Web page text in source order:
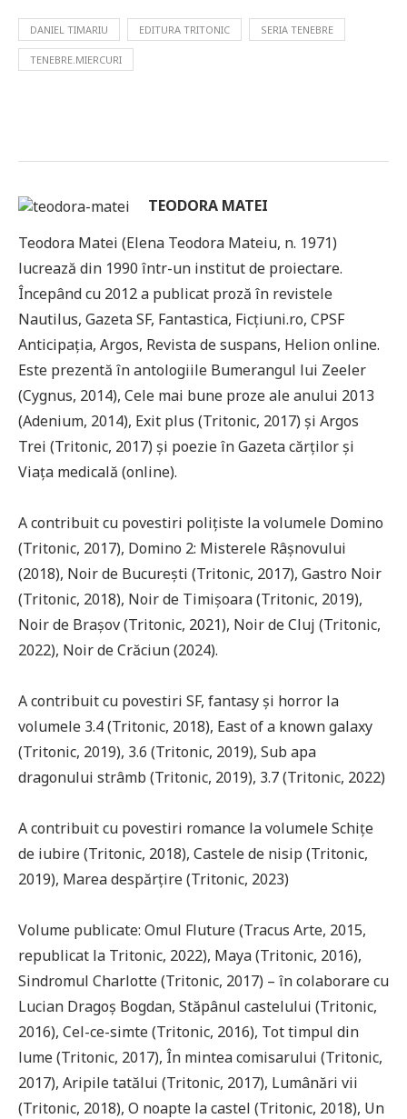
DANIEL TIMARIU EDITURA TRITONIC SERIA TENEBRE
TENEBRE.MIERCURI
TEODORA MATEI
Teodora Matei (Elena Teodora Mateiu, n. 1971)
lucrează din 1990 într-un institut de proiectare.
Începând cu 2012 a publicat proză în revistele
Nautilus, Gazeta SF, Fantastica, Ficțiuni.ro, CPSF
Anticipația, Argos, Revista de suspans, Helion online.
Este prezentă în antologiile Bumerangul lui Zeeler
(Cygnus, 2014), Cele mai bune proze ale anului 2013
(Adenium, 2014), Exit plus (Tritonic, 2017) și Argos
Trei (Tritonic, 2017) și poezie în Gazeta cărților și
Viața medicală (online).
A contribuit cu povestiri polițiste la volumele Domino
(Tritonic, 2017), Domino 2: Misterele Râșnovului
(2018), Noir de București (Tritonic, 2017), Gastro Noir
(Tritonic, 2018), Noir de Timișoara (Tritonic, 2019),
Noir de Brașov (Tritonic, 2021), Noir de Cluj (Tritonic,
2022), Noir de Crăciun (2024).
A contribuit cu povestiri SF, fantasy și horror la
volumele 3.4 (Tritonic, 2018), East of a known galaxy
(Tritonic, 2019), 3.6 (Tritonic, 2019), Sub apa
dragonului strâmb (Tritonic, 2019), 3.7 (Tritonic, 2022)
A contribuit cu povestiri romance la volumele Schițe
de iubire (Tritonic, 2018), Castele de nisip (Tritonic,
2019), Marea despărțire (Tritonic, 2023)
Volume publicate: Omul Fluture (Tracus Arte, 2015,
republicat la Tritonic, 2022), Maya (Tritonic, 2016),
Sindromul Charlotte (Tritonic, 2017) – în colaborare cu
Lucian Dragoș Bogdan, Stăpânul castelului (Tritonic,
2016), Cel-ce-simte (Tritonic, 2016), Tot timpul din
lume (Tritonic, 2017), În mintea comisarului (Tritonic,
2017), Aripile tatălui (Tritonic, 2017), Lumânări vii
(Tritonic, 2018), O noapte la castel (Tritonic, 2018), Un